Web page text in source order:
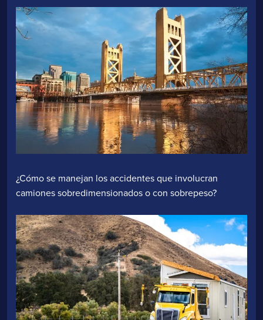
¿Cómo se manejan los accidentes que involucran
camiones sobredimensionados o con sobrepeso?